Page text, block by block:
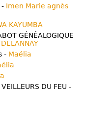
- Imen Marie agnès
KAYUMBA
GÉNÉALOGIQUE
- Maélia
DU FEU -